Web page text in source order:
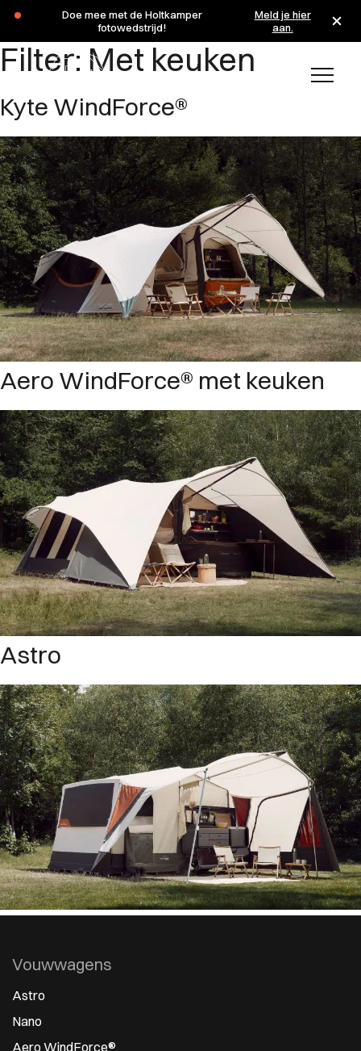
Doe mee met de Holtkamper
fotowedstrijd!
Meld je hier
aan.
augustus gesloten.
Filter: Met keuken
Kyte WindForce®
Aero WindForce® met keuken
Astro
Vouwwagens
Astro
Nano
Aero WindForce®